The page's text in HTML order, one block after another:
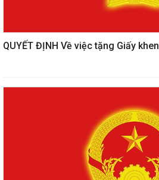
QUYẾT ĐỊNH Về việc tặng Giấy khen